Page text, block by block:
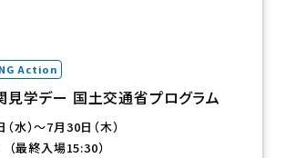
Action
見学デー 国土交通省プログラム
水）～7月30日（木）
最終入場15:30）